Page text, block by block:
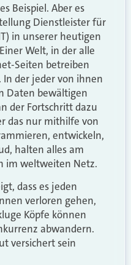
Beispiel. Aber es
Dienstleister für
in unserer heutigen
Welt, in der alle
Seiten betreiben
In der jeder von ihnen
Daten bewältigen
der Fortschritt dazu
das nur mithilfe von
entwickeln,
halten alles am
im weltweiten Netz.
dass es jeden
verloren gehen,
Köpfe können
abwandern.
versichert sein